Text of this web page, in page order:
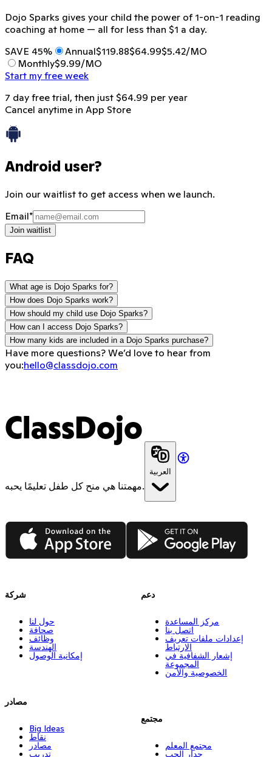
Dojo Sparks gives your child the power of 1-on-1 reading
coaching at home — all for less than $1 a day.
SAVE 45%
Annual$119.88$64.99$5.42/MO
Monthly$9.99/MO
Start my free week
7 day free trial, then just $64.99 per year
Cancel anytime in App Store
Android user?
Join our waitlist to get access when we launch.
Email*
Join waitlist
FAQ
What age is Dojo Sparks for?
How does Dojo Sparks work?
How should my child use Dojo Sparks?
How can I access Dojo Sparks?
How many kids are included in a Dojo Sparks purchase?
Have more questions? We’d love to hear from
you:hello@classdojo.com
ClassDojo
مهمتنا هي منح كل طفل تعليمًا يحبه.
العربية
App Store Google Play
شركة
حول لنا
صحافة
وظائف
الهندسة
إمكانية الوصول
مصادر
Big Ideas
نقاط
مصادر
تدريب
دعم
مركز المساعدة
اتصل بنا
إعدادات ملفات تعريف
الارتباط
إشعار الشفافية في
المجموعة
الخصوصية والأمن
مجتمع
مجتمع المعلم
جدار الحب